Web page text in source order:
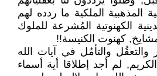
المذهبية الملكية ما ردده لهم
الكهنوتية المُشرعة للملوك
كهنوت الكنيسة!!
والتعقُل والتأمُل في آيات الله
لم أجد إطلاقا أية أسماء